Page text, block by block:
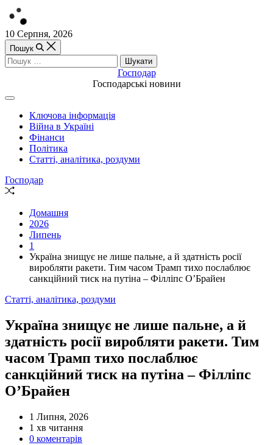
Перейти
до
вмісту
10 Серпня, 2026
Пошук
Пошук:
Господар
Господарські новини
Off
Canvas
(поза
полотном)
Ключова інформація
Війна в Україні
Фінанси
Політика
Статті, аналітика, роздуми
Господар
Випадкова
Домашня
2026
Липень
1
Україна знищує не лише пальне, а й здатність росії
виробляти ракети. Тим часом Трамп тихо послаблює
санкційний тиск на путіна – Філліпс О’Брайен
Категорії
Статті, аналітика, роздуми
Україна знищує не лише пальне, а й
здатність росії виробляти ракети. Тим
часом Трамп тихо послаблює
санкційний тиск на путіна – Філліпс
О’Брайен
1 Липня, 2026
Орієнтовний
час
1 хв читання
0 коментарів